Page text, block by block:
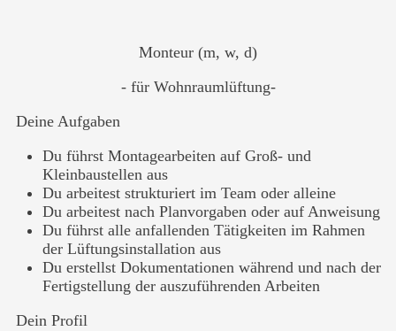
Monteur (m, w, d)
- für Wohnraumlüftung-
Deine Aufgaben
Du führst Montagearbeiten auf Groß- und
Kleinbaustellen aus
Du arbeitest strukturiert im Team oder alleine
Du arbeitest nach Planvorgaben oder auf Anweisung
Du führst alle anfallenden Tätigkeiten im Rahmen
der Lüftungsinstallation aus
Du erstellst Dokumentationen während und nach der
Fertigstellung der auszuführenden Arbeiten
Dein Profil